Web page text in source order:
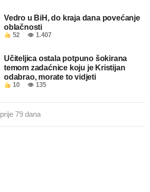
Vedro u BiH, do kraja dana povećanje
oblačnosti
52 👁 1.407
Učiteljica ostala potpuno šokirana
temom zadaćnice koju je Kristijan
odabrao, morate to vidjeti
10 👁 135
prije 79 dana